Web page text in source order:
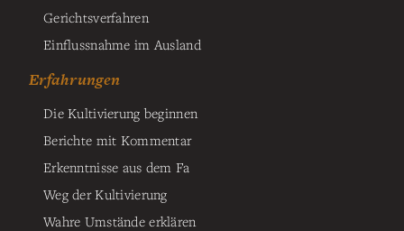
Gerichtsverfahren
Einflussnahme im Ausland
Erfahrungen
Die Kultivierung beginnen
Berichte mit Kommentar
Erkenntnisse aus dem Fa
Weg der Kultivierung
Wahre Umstände erklären